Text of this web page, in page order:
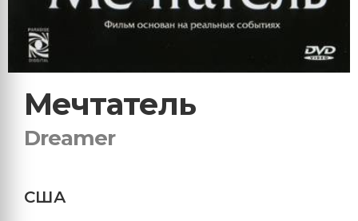
Мечтатель
Dreamer
США